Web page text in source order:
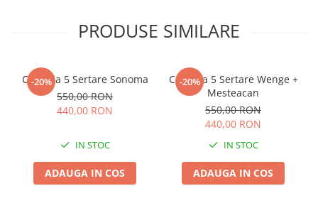
PRODUSE SIMILARE
-20%
Comoda 5 Sertare Sonoma
550,00 RON
440,00 RON
IN STOC
ADAUGA IN COS
-20%
Comoda 5 Sertare Wenge +
Mesteacan
550,00 RON
440,00 RON
IN STOC
ADAUGA IN COS